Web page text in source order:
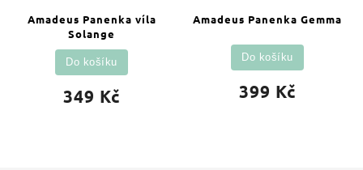
Amadeus Panenka víla
Solange
349 Kč
Do košíku
Amadeus Panenka Gemma
399 Kč
Do košíku